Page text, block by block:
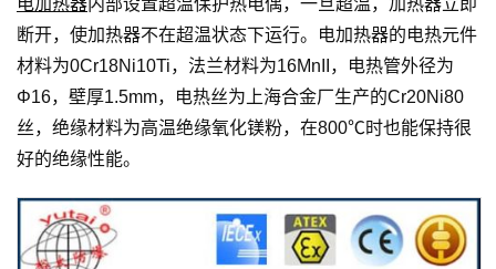
电加热器内部设置超温保护热电偶，一旦超温，加热器立即
断开，使加热器不在超温状态下运行。电加热器的电热元件
材料为0Cr18Ni10Ti，法兰材料为16MnII，电热管外径为
Φ16，壁厚1.5mm，电热丝为上海合金厂生产的Cr20Ni80
丝，绝缘材料为高温绝缘氧化镁粉，在800℃时也能保持很
好的绝缘性能。